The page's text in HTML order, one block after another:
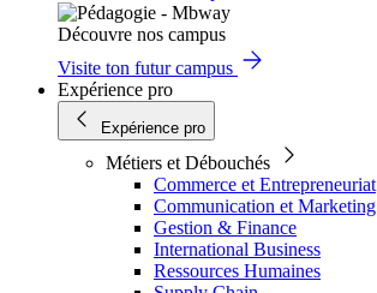
Découvre nos campus
Visite ton futur campus
Expérience pro
Expérience pro
Métiers et Débouchés
Commerce et Entrepreneuriat
Communication et Marketing
Gestion & Finance
International Business
Ressources Humaines